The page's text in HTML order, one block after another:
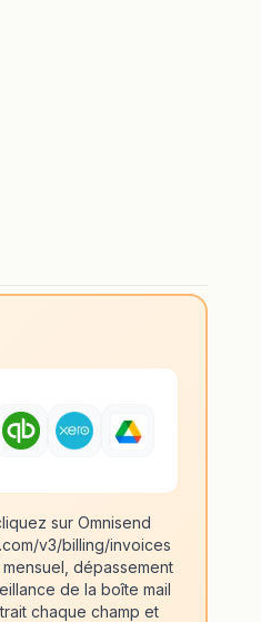
sur Omnisend
v3/billing/invoices
dépassement
de la boîte mail
chaque champ et